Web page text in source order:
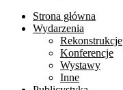
Strona główna
Wydarzenia
Rekonstrukcje
Konferencje
Wystawy
Inne